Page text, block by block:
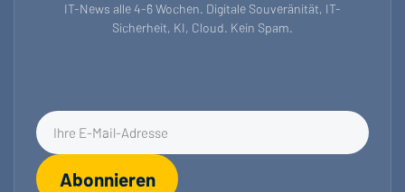
IT-News alle 4-6 Wochen. Digitale Souveränität, IT-
Sicherheit, KI, Cloud. Kein Spam.
E-Mail-Adresse für Newsletter
Abonnieren